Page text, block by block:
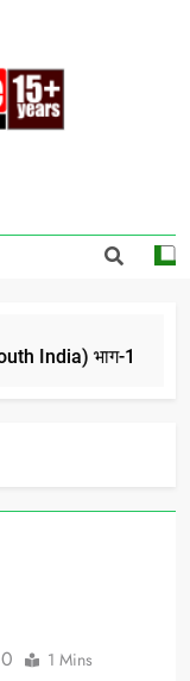
To
India) भाग-1
0 1 Mins